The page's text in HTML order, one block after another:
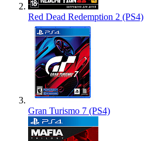
Red Dead Redemption 2 (PS4)
Gran Turismo 7 (PS4)